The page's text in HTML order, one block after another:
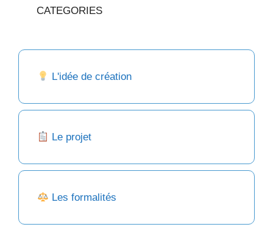
CATEGORIES
L'idée de création
Le projet
Les formalités